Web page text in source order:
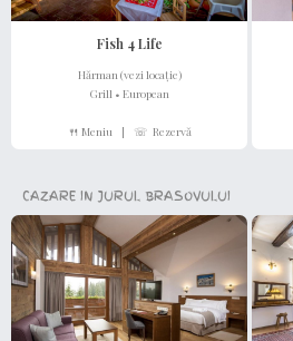
Fish 4 Life
Hărman (vezi locație)
Grill • European
🍴 Meniu| ☏ Rezervă
CAZARE IN JURUL BRASOVULUI